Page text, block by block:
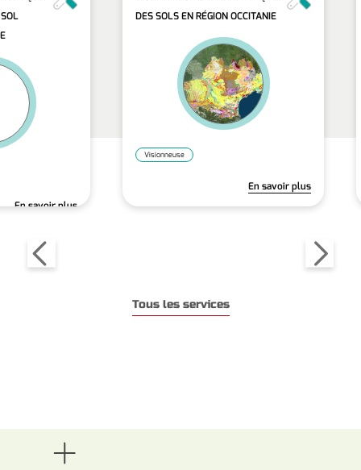
En savoir plus
DES SOLS EN RÉGION OCCITANIE
Visionneuse
En savoir plus
Tous les services